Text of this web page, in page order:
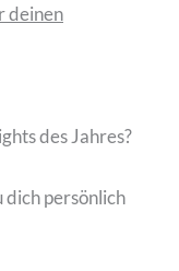
deinen
des Jahres?
dich persönlich